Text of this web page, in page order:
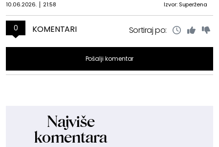
10.06.2026. 21:58 Izvor: Superžena
0 KOMENTARI Sortiraj po:
Pošalji komentar
Najviše
komentara